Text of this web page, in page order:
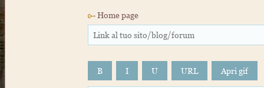
Home page
B I U URL